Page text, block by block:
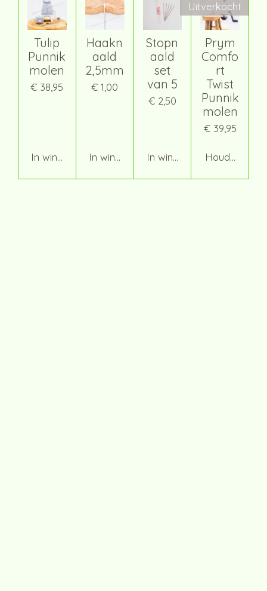
Tulip
Punnik
molen
€ 38,95
In winkelwagen
Haakn
aald
2,5mm
€ 1,00
In winkelwagen
Stopn
aald
set
van 5
€ 2,50
In winkelwagen
Uitverkocht
Prym
Comfo
rt
Twist
Punnik
molen
€ 39,95
Houd mij op